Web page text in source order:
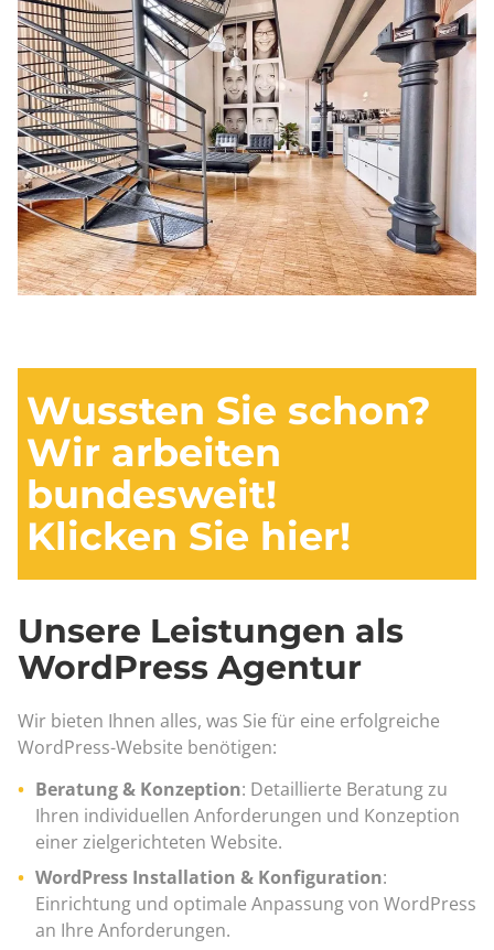
Wussten Sie schon?
Wir arbeiten
bundesweit!
Klicken Sie hier!
Unsere Leistungen als
WordPress Agentur
Wir bieten Ihnen alles, was Sie für eine erfolgreiche
WordPress-Website benötigen:
Beratung & Konzeption: Detaillierte Beratung zu
Ihren individuellen Anforderungen und Konzeption
einer zielgerichteten Website.
WordPress Installation & Konfiguration:
Einrichtung und optimale Anpassung von WordPress
an Ihre Anforderungen.